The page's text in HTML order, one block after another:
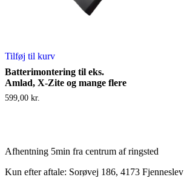
Tilføj til kurv
Batterimontering til eks.
Amlad, X-Zite og mange flere
599,00 kr.
Afhentning 5min fra centrum af ringsted
Kun efter aftale: Sorøvej 186, 4173 Fjenneslev